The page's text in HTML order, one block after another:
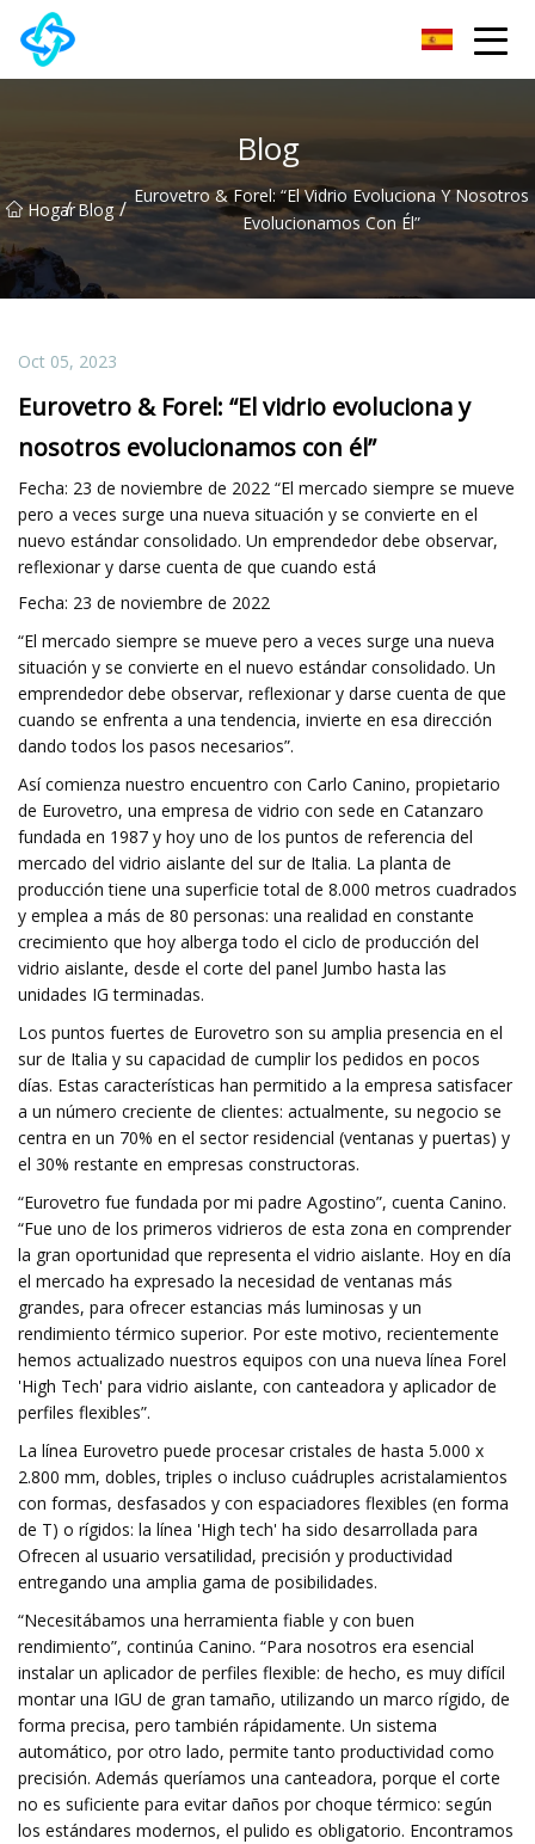
Grupo Co., Ltd de la cerradura de puerta de Chongqing UPVC
Blog
Hogar
/ Blog / Eurovetro & Forel: “El Vidrio Evoluciona Y Nosotros
Evolucionamos Con Él”
Oct 05, 2023
Eurovetro & Forel: “El vidrio evoluciona y
nosotros evolucionamos con él”
Fecha: 23 de noviembre de 2022 “El mercado siempre se mueve
pero a veces surge una nueva situación y se convierte en el
nuevo estándar consolidado. Un emprendedor debe observar,
reflexionar y darse cuenta de que cuando está
Fecha: 23 de noviembre de 2022
“El mercado siempre se mueve pero a veces surge una nueva
situación y se convierte en el nuevo estándar consolidado. Un
emprendedor debe observar, reflexionar y darse cuenta de que
cuando se enfrenta a una tendencia, invierte en esa dirección
dando todos los pasos necesarios”.
Así comienza nuestro encuentro con Carlo Canino, propietario
de Eurovetro, una empresa de vidrio con sede en Catanzaro
fundada en 1987 y hoy uno de los puntos de referencia del
mercado del vidrio aislante del sur de Italia. La planta de
producción tiene una superficie total de 8.000 metros cuadrados
y emplea a más de 80 personas: una realidad en constante
crecimiento que hoy alberga todo el ciclo de producción del
vidrio aislante, desde el corte del panel Jumbo hasta las
unidades IG terminadas.
Los puntos fuertes de Eurovetro son su amplia presencia en el
sur de Italia y su capacidad de cumplir los pedidos en pocos
días. Estas características han permitido a la empresa satisfacer
a un número creciente de clientes: actualmente, su negocio se
centra en un 70% en el sector residencial (ventanas y puertas) y
el 30% restante en empresas constructoras.
“Eurovetro fue fundada por mi padre Agostino”, cuenta Canino.
“Fue uno de los primeros vidrieros de esta zona en comprender
la gran oportunidad que representa el vidrio aislante. Hoy en día
el mercado ha expresado la necesidad de ventanas más
grandes, para ofrecer estancias más luminosas y un
rendimiento térmico superior. Por este motivo, recientemente
hemos actualizado nuestros equipos con una nueva línea Forel
'High Tech' para vidrio aislante, con canteadora y aplicador de
perfiles flexibles”.
La línea Eurovetro puede procesar cristales de hasta 5.000 x
2.800 mm, dobles, triples o incluso cuádruples acristalamientos
con formas, desfasados ​​y con espaciadores flexibles (en forma
de T) o rígidos: la línea 'High tech' ha sido desarrollada para
Ofrecen al usuario versatilidad, precisión y productividad
entregando una amplia gama de posibilidades.
“Necesitábamos una herramienta fiable y con buen
rendimiento”, continúa Canino. “Para nosotros era esencial
instalar un aplicador de perfiles flexible: de hecho, es muy difícil
montar una IGU de gran tamaño, utilizando un marco rígido, de
forma precisa, pero también rápidamente. Un sistema
automático, por otro lado, permite tanto productividad como
precisión. Además queríamos una canteadora, porque el corte
no es suficiente para evitar daños por choque térmico: según
los estándares modernos, el pulido es obligatorio. Encontramos